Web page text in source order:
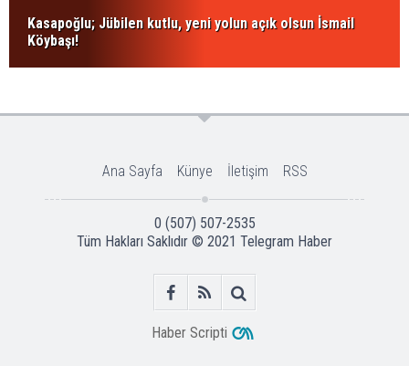
Kasapoğlu; Jübilen kutlu, yeni yolun açık olsun İsmail
Köybaşı!
Ana Sayfa Künye İletişim RSS
0 (507) 507-2535
Tüm Hakları Saklıdır © 2021 Telegram Haber
Haber Scripti